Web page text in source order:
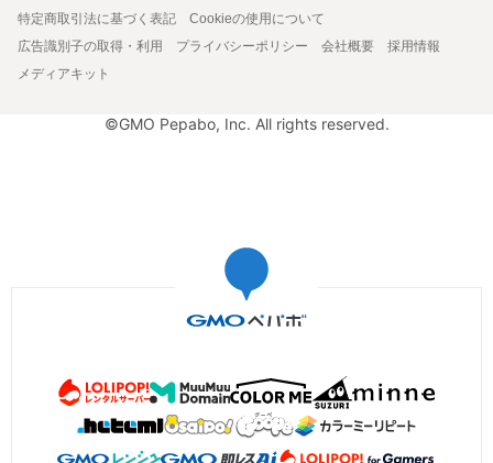
特定商取引法に基づく表記
Cookieの使用について
広告識別子の取得・利用
プライバシーポリシー 会社概要
採用情報
メディアキット
©GMO Pepabo, Inc. All rights reserved.